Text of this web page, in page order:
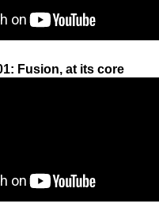
Fusion, at its core